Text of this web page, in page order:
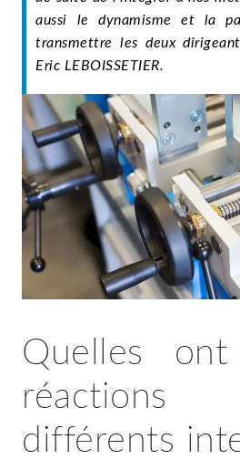
aussi le dynamisme et la
transmettre les deux
Eric LEBOISSETIER.
Quelles
différents